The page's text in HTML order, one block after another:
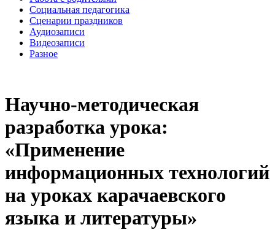
Социальная педагогика
Сценарии праздников
Аудиозаписи
Видеозаписи
Разное
Научно-методическая
разработка урока:
«Применение
информационных технологий
на уроках карачаевского
языка и литературы»